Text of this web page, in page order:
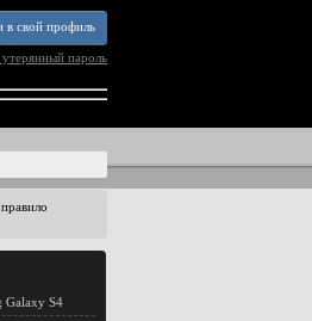
в свой профиль
пароль
Galaxy S4